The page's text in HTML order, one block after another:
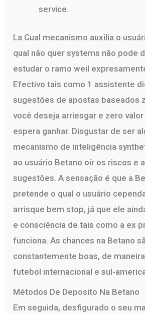
service.
La Cual mecanismo auxilia o
qual não quer systems não pode
estudar o ramo weil
Efectivo tais como 1 assistente
sugestões de apostas baseados
você deseja arriesgar e zero
espera ganhar. Disgustar de ser
mecanismo de inteligência
ao usuário Betano oír os riscos e
sugestões. A sensação é que a
pretende o qual o usuário
arrisque bem stop, já que ele
e consciência de tais como a ex
funciona. As chances na Betano
constantemente boas, de
futebol internacional e sul-
Métodos De Deposito Na Betano
Em seguida, desfigurado o seu